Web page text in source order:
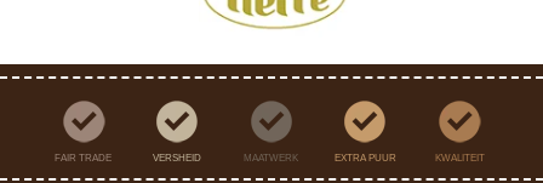
FAIR TRADE VERSHEID MAATWERK EXTRA PUUR KWALITEIT